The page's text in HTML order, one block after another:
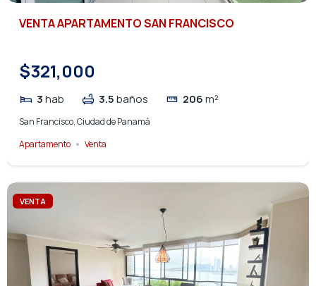
VENTA APARTAMENTO SAN FRANCISCO
$321,000
3hab 3.5baños 206m²
San Francisco, Ciudad de Panamá
Apartamento
Venta
VENTA